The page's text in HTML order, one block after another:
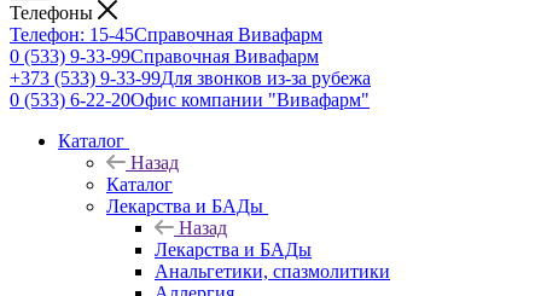
Телефоны
Телефон: 15-45Справочная Вивафарм
0 (533) 9-33-99Справочная Вивафарм
+373 (533) 9-33-99Для звонков из-за рубежа
0 (533) 6-22-20Офис компании "Вивафарм"
Каталог
Назад
Каталог
Лекарства и БАДы
Назад
Лекарства и БАДы
Анальгетики, спазмолитики